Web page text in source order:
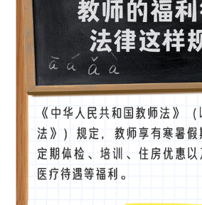
多语种
ENGLISH 한국어
DEUTSCH FRANÇAIS
ESPAÑOL العربية
ITALIANO